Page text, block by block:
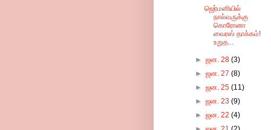
ஜெர்மனியில்
நால்வருக்கு
கொரோனா
வைரஸ் தாக்கம்!
உறுத...
►ஜன. 28(3)
►ஜன. 27(8)
►ஜன. 25(11)
►ஜன. 23(9)
►ஜன. 22(4)